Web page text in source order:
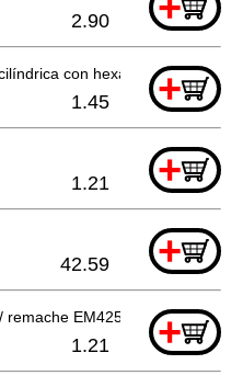
2.90
con hexágono interio
+
1.45
+
1.21
+
42.59
EM4250 A +
1.21